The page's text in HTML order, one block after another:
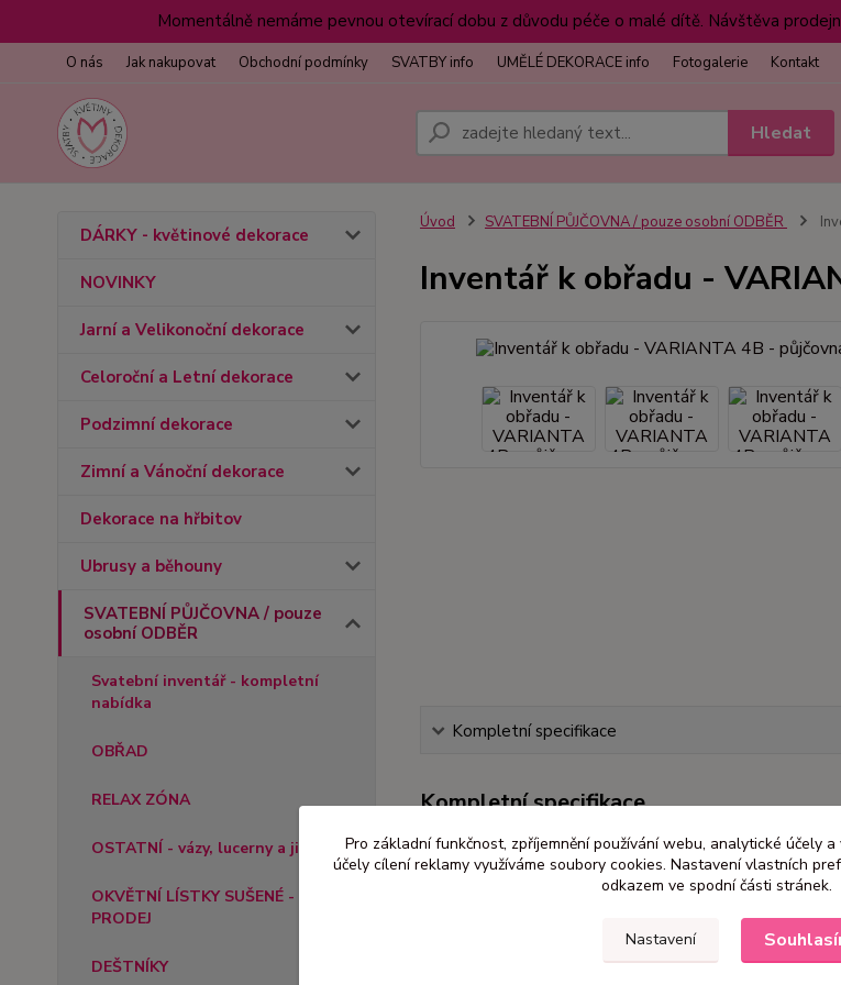
Momentálně nemáme pevnou otevírací dobu z důvodu péče o malé dítě. Návštěva
O nás Jak nakupovat Obchodní podmínky SVATBY info UMĚLÉ DEKORACE info Fotogalerie Kontakt
Hledat
DÁRKY - květinové dekorace
NOVINKY
Jarní a Velikonoční dekorace
Celoroční a Letní dekorace
Podzimní dekorace
Zimní a Vánoční dekorace
Dekorace na hřbitov
Ubrusy a běhouny
SVATEBNÍ PŮJČOVNA / pouze
osobní ODBĚR
Svatební inventář - kompletní
nabídka
OBŘAD
RELAX ZÓNA
OSTATNÍ - vázy, lucerny a jiné
OKVĚTNÍ LÍSTKY SUŠENÉ -
PRODEJ
DEŠTNÍKY
Úvod SVATEBNÍ PŮJČOVNA / pouze osobní ODBĚR
Inventář k obřadu -
Kompletní specifikace
Kompletní specifikace
Prosím neobjednávejte, poptávku zašlete na mail
Obřadní stolek + 2 x stojan / bez květin
Doobjednat lze židle hnědé, šifon - barva ( šedá, bílá,
Pro základní funkčnost, zpříjemnění používání webu, analytické účely
účely cílení reklamy využíváme soubory cookies. Nastavení vlastních
odkazem ve spodní části stránek.
Nastavení